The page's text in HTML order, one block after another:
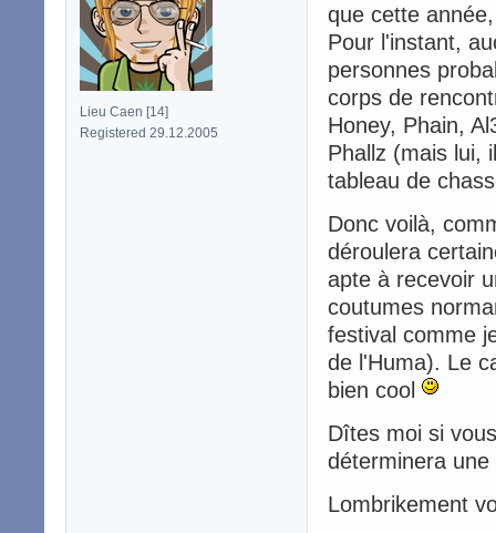
Lieu Caen [14]
Registered 29.12.2005
que cette
Pour l'instant,
personnes
corps de
Honey, Phain,
Phallz (mais lui,
tableau de
Donc voilà,
déroulera
apte à recevoir
coutumes
festival comme
de l'Huma). Le
bien cool
Dîtes moi si
déterminera
Lombrikement